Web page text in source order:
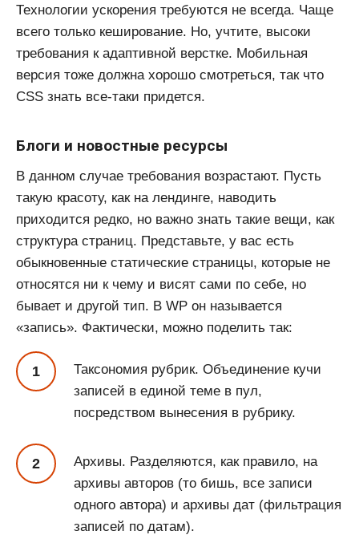
Технологии ускорения требуются не всегда. Чаще
всего только кеширование. Но, учтите, высоки
требования к адаптивной верстке. Мобильная
версия тоже должна хорошо смотреться, так что
CSS знать все-таки придется.
Блоги и новостные ресурсы
В данном случае требования возрастают. Пусть
такую красоту, как на лендинге, наводить
приходится редко, но важно знать такие вещи, как
структура страниц. Представьте, у вас есть
обыкновенные статические страницы, которые не
относятся ни к чему и висят сами по себе, но
бывает и другой тип. В WP он называется
«запись». Фактически, можно поделить так:
Таксономия рубрик. Объединение кучи
записей в единой теме в пул,
посредством вынесения в рубрику.
Архивы. Разделяются, как правило, на
архивы авторов (то бишь, все записи
одного автора) и архивы дат (фильтрация
записей по датам).